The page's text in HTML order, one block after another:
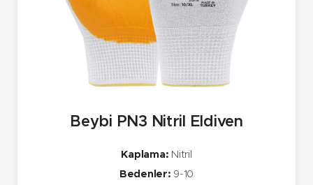
Beybi PN3 Nitril Eldiven
Kaplama: Nitril
Bedenler: 9-10